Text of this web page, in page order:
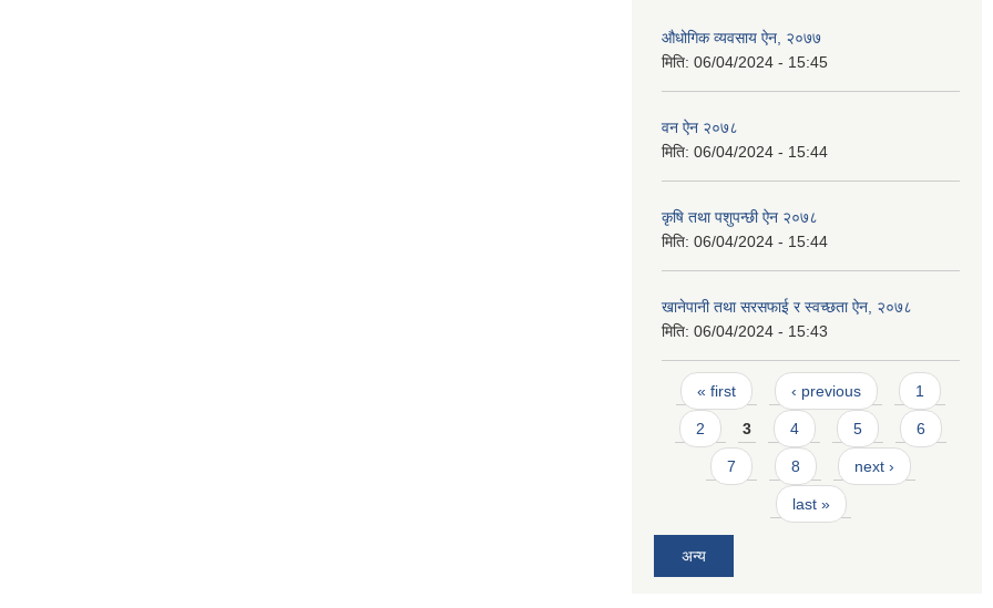
औधोगिक व्यवसाय ऐन, २०७७
मिति: 06/04/2024 - 15:45
वन ऐन २०७८
मिति: 06/04/2024 - 15:44
कृषि तथा पशुपन्छी ऐन २०७८
मिति: 06/04/2024 - 15:44
खानेपानी तथा सरसफाई र स्वच्छता ऐन, २०७८
मिति: 06/04/2024 - 15:43
Pages
« first ‹ previous 1
2 3 4 5 6
7 8 next ›
last »
अन्य